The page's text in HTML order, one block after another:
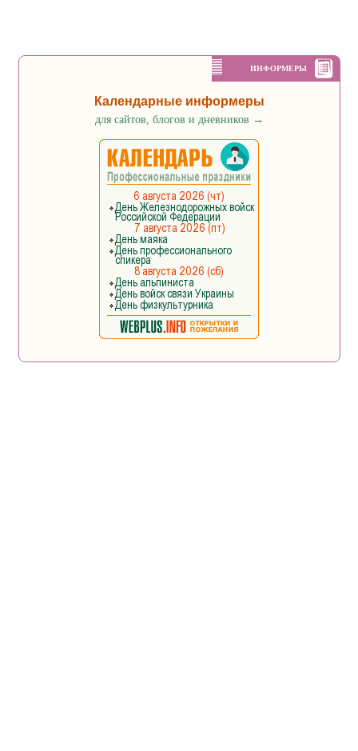
ИНФОРМЕРЫ
Календарные информеры
для сайтов, блогов и дневников →